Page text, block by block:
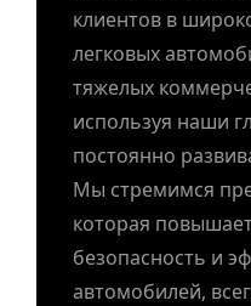
клиентов в
легковых
тяжелых
используя наши
постоянно
Мы стремимся
которая
безопасность и
автомобилей,